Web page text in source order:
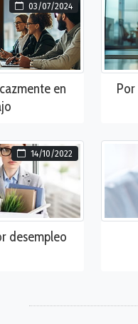
03/07/2024
en
14/10/2022
desempleo